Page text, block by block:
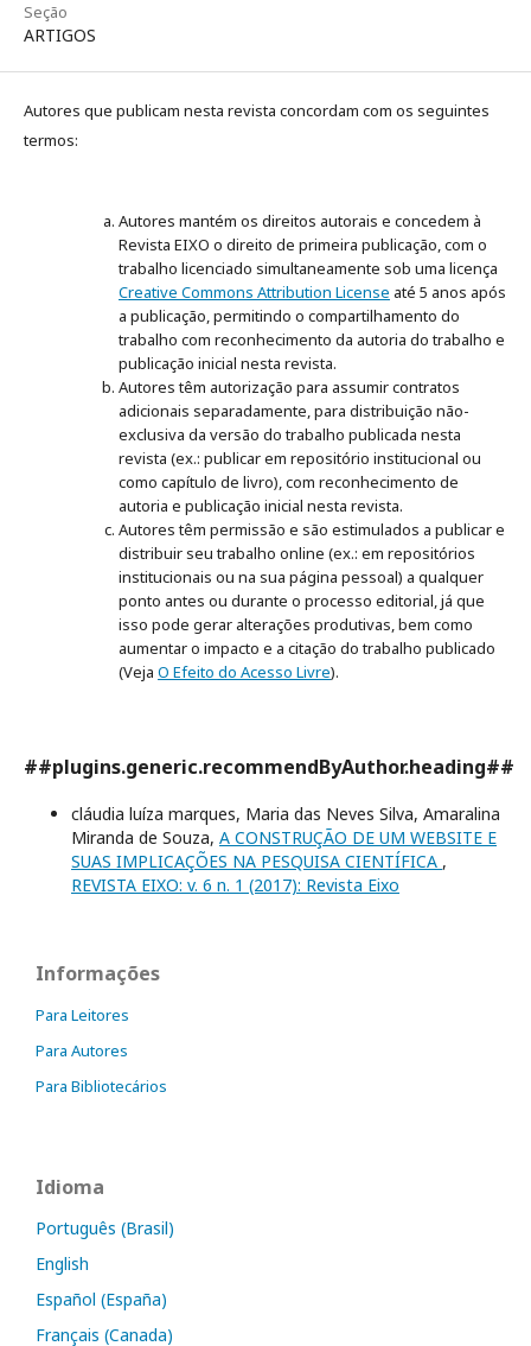
Seção
ARTIGOS
Autores que publicam nesta revista concordam com os seguintes
termos:
Autores mantém os direitos autorais e concedem à
Revista EIXO o direito de primeira publicação, com o
trabalho licenciado simultaneamente sob uma licença
Creative Commons Attribution License até 5 anos após
a publicação, permitindo o compartilhamento do
trabalho com reconhecimento da autoria do trabalho e
publicação inicial nesta revista.
Autores têm autorização para assumir contratos
adicionais separadamente, para distribuição não-
exclusiva da versão do trabalho publicada nesta
revista (ex.: publicar em repositório institucional ou
como capítulo de livro), com reconhecimento de
autoria e publicação inicial nesta revista.
Autores têm permissão e são estimulados a publicar e
distribuir seu trabalho online (ex.: em repositórios
institucionais ou na sua página pessoal) a qualquer
ponto antes ou durante o processo editorial, já que
isso pode gerar alterações produtivas, bem como
aumentar o impacto e a citação do trabalho publicado
(Veja O Efeito do Acesso Livre).
##plugins.generic.recommendByAuthor.heading##
cláudia luíza marques, Maria das Neves Silva, Amaralina
Miranda de Souza, A CONSTRUÇÃO DE UM WEBSITE E
SUAS IMPLICAÇÕES NA PESQUISA CIENTÍFICA ,
REVISTA EIXO: v. 6 n. 1 (2017): Revista Eixo
Informações
Para Leitores
Para Autores
Para Bibliotecários
Idioma
Português (Brasil)
English
Español (España)
Français (Canada)